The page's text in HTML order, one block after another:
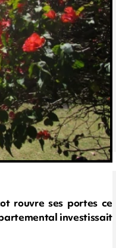
rouvre ses portes ce
investissait